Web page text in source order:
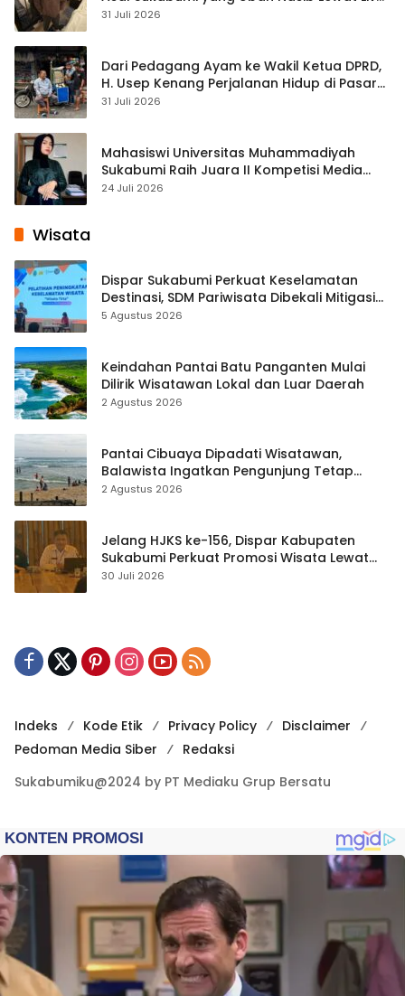
Streaming
31 Juli 2026
Dari Pedagang Ayam ke Wakil Ketua DPRD,
H. Usep Kenang Perjalanan Hidup di Pasar
Cisaat
31 Juli 2026
Mahasiswi Universitas Muhammadiyah
Sukabumi Raih Juara II Kompetisi Media
Pembelajaran Digital Tingkat Internasional
24 Juli 2026
Wisata
Dispar Sukabumi Perkuat Keselamatan
Destinasi, SDM Pariwisata Dibekali Mitigasi
hingga Teknik Evakuasi
5 Agustus 2026
Keindahan Pantai Batu Panganten Mulai
Dilirik Wisatawan Lokal dan Luar Daerah
2 Agustus 2026
Pantai Cibuaya Dipadati Wisatawan,
Balawista Ingatkan Pengunjung Tetap
Waspada
2 Agustus 2026
Jelang HJKS ke-156, Dispar Kabupaten
Sukabumi Perkuat Promosi Wisata Lewat
Publikasi Digital
30 Juli 2026
Indeks Kode Etik Privacy Policy
Disclaimer
Pedoman Media Siber
Redaksi
Sukabumiku@2024 by PT Mediaku Grup Bersatu